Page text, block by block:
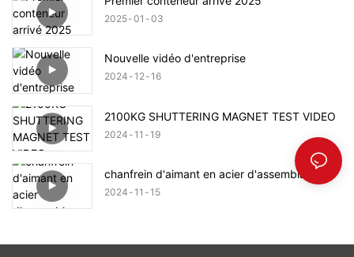
2025 01 03
Nouvelle vidéo d'entreprise
2024 12 16
2100KG SHUTTERING MAGNET TEST VIDEO
2024 11 19
chanfrein d'aimant en acier d'assemblage
2024 11 15